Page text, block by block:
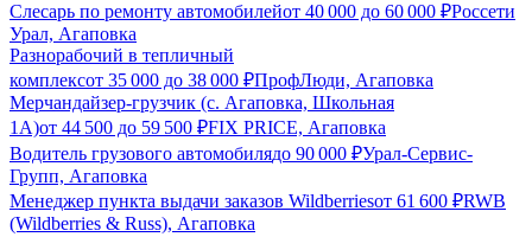
Слесарь по ремонту автомобилейот 40 000 до 60 000 ₽Россети
Урал, Агаповка
Разнорабочий в тепличный
комплексот 35 000 до 38 000 ₽ПрофЛюди, Агаповка
Мерчандайзер-грузчик (с. Агаповка, Школьная
1А)от 44 500 до 59 500 ₽FIX PRICE, Агаповка
Водитель грузового автомобилядо 90 000 ₽Урал-Сервис-
Групп, Агаповка
Менеджер пункта выдачи заказов Wildberriesот 61 600 ₽RWB
(Wildberries & Russ), Агаповка